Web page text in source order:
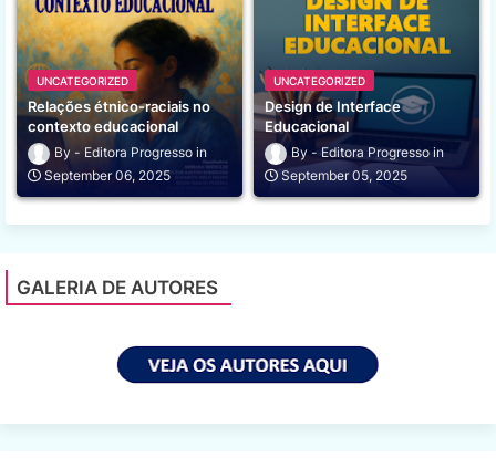
UNCATEGORIZED
Relações étnico-raciais no
contexto educacional
Editora Progresso
September 06, 2025
UNCATEGORIZED
Design de Interface
Educacional
Editora Progresso
September 05, 2025
GALERIA DE AUTORES